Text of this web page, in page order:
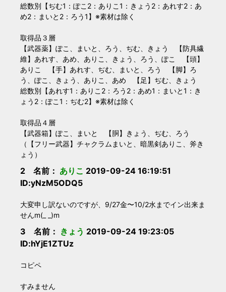
総数別【ぢむ1：ぽこ2：ありこ1：きょう2：あれす2：あ
め2：まいと2：ろう1】※素材は除く
取得品３層
【武器薬】ぽこ、まいと、ろう、ぢむ、きょう 【防具繊
維】あれす、あめ、ありこ、きょう、ろう、ぽこ 【頭】
ありこ 【手】あれす、ぢむ、まいと、ろう 【脚】ろ
う、ぽこ、きょう、ありこ、あめ 【足】ぢむ、きょう
総数別【あれす1：ありこ2：ろう2：あめ1：まいと1：き
ょう2：ぽこ1：ぢむ2】※素材は除く
取得品４層
【武器箱】ぽこ、まいと 【胴】きょう、ぢむ、ろう
（【フリー武器】チャクラムまいと、暗黒剣ありこ、斧き
ょう）
2 名前： ありこ 2019-09-24 16:19:51
ID:yNzM5ODQ5
大変申し訳ないのですが、9/27金〜10/2水までイン出来ま
せんm(_ _)m
3 名前： きょう 2019-09-24 19:23:05
ID:hYjE1ZTUz
コピペ
すみません